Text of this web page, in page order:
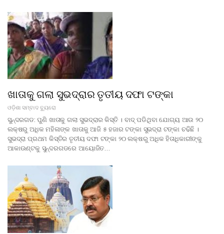
ଖାତାକୁ ଗଲା ସୁଭଦ୍ରାର ତୃତୀୟ ଦଫା ଟଙ୍କା
ଓଡ଼ିଶା ସମ୍ବାଦ ବ୍ୟୁରୋ
ସୁନ୍ଦରଗଡ: ପୁଣି ଖାତାକୁ ଗଲା ସୁଭଦ୍ରାର କିସ୍ତି । ବାଦ୍ ପଡିଥିବା ଯୋଗ୍ୟ ଆଉ ୨୦
ଲକ୍ଷରୁ ଅଧିକ ମହିଳାଙ୍କ ଖାତାକୁ ଆଜି ୫ ହଜାର ଟଙ୍କା ସୁଭଦ୍ରା ଟଙ୍କା ଚଢିଛି ।
ସୁଭଦ୍ରା ପ୍ରଥମ କିସ୍ତିର ତୃତୀୟ ଦଫା ଟଙ୍କା ୨୦ ଲକ୍ଷରୁ ଅଧିକ ହିତାଧିକାରୀଙ୍କୁ
ଆକାଉଣ୍ଟକୁ ସୁନ୍ଦରଗଡରେ ଆୟୋଜିତ…